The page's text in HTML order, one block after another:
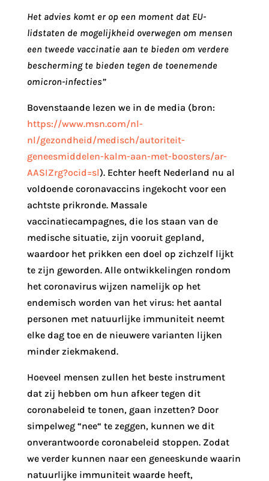
Het advies komt er op een moment dat EU-
lidstaten de mogelijkheid overwegen om mensen
een tweede vaccinatie aan te bieden om verdere
bescherming te bieden tegen de toenemende
omicron-infecties”
Bovenstaande lezen we in de media (bron:
https://www.msn.com/nl-
nl/gezondheid/medisch/autoriteit-
geneesmiddelen-kalm-aan-met-boosters/ar-
AASIZrg?ocid=sl). Echter heeft Nederland nu al
voldoende coronavaccins ingekocht voor een
achtste prikronde. Massale
vaccinatiecampagnes, die los staan van de
medische situatie, zijn vooruit gepland,
waardoor het prikken een doel op zichzelf lijkt
te zijn geworden. Alle ontwikkelingen rondom
het coronavirus wijzen namelijk op het
endemisch worden van het virus: het aantal
personen met natuurlijke immuniteit neemt
elke dag toe en de nieuwere varianten lijken
minder ziekmakend.
Hoeveel mensen zullen het beste instrument
dat zij hebben om hun afkeer tegen dit
coronabeleid te tonen, gaan inzetten? Door
simpelweg “nee“ te zeggen, kunnen we dit
onverantwoorde coronabeleid stoppen. Zodat
we verder kunnen naar een geneeskunde waarin
natuurlijke immuniteit waarde heeft,